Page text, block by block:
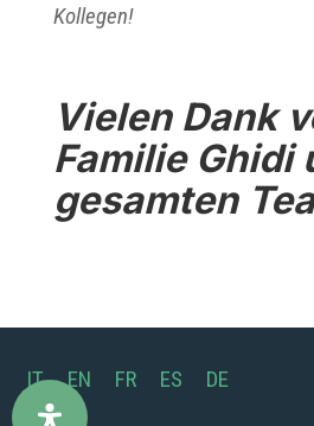
Kollegen!
Vielen Dank
Familie Ghidi
gesamten
IT EN FR ES DE